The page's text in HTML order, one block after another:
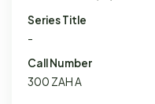
Series Title
-
Call Number
300 ZAH A